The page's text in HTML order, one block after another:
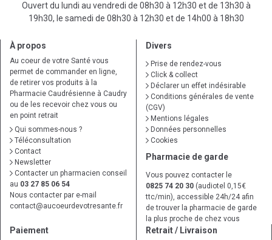
Ouvert du lundi au vendredi de 08h30 à 12h30 et de 13h30 à
19h30, le samedi de 08h30 à 12h30 et de 14h00 à 18h30
À propos
Au coeur de votre Santé vous
permet de commander en ligne,
de retirer vos produits à la
Pharmacie Caudrésienne à Caudry
ou de les recevoir chez vous ou
en point retrait
Qui sommes-nous ?
Téléconsultation
Contact
Newsletter
Contacter un pharmacien conseil
au 03 27 85 06 54
Nous contacter par e-mail
contact@aucoeurdevotresante.fr
Divers
Prise de rendez-vous
Click & collect
Déclarer un effet indésirable
Conditions générales de vente
(CGV)
Mentions légales
Données personnelles
Cookies
Pharmacie de garde
Vous pouvez contacter le
0825 74 20 30 (audiotel 0,15€
ttc/min), accessible 24h/24 afin
de trouver la pharmacie de garde
la plus proche de chez vous
Paiement Retrait / Livraison